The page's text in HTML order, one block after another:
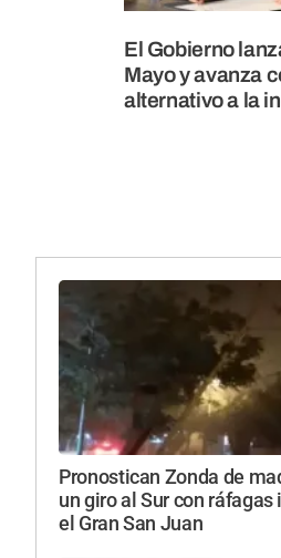
El Gobierno
Mayo y avanza
alternativo a la
Pronostican Zonda de
un giro al Sur con ráfagas
el Gran San Juan